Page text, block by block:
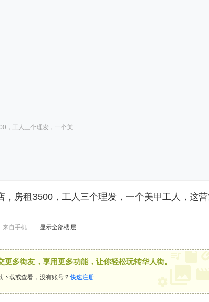
，工人三个理发，一个美 ...
，房租3500，工人三个理发，一个美甲工人，这
来自手机 显示全部楼层
更多街友，享用更多功能，让你轻松玩转华人街。
下载或查看，没有账号？快速注册